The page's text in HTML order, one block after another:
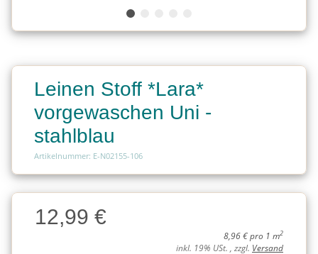
Leinen Stoff *Lara*
vorgewaschen Uni -
stahlblau
Artikelnummer: E-N02155-106
Charge
Charge12,99 €
8,96 € pro 1 m2
inkl. 19% USt. , zzgl. Versand